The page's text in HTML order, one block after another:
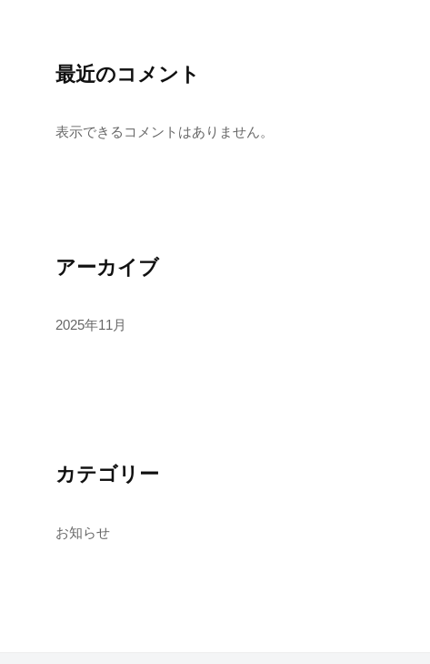
最近のコメント
表示できるコメントはありません。
アーカイブ
2025年11月
カテゴリー
お知らせ